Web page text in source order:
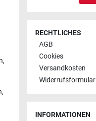
,
,
RECHTLICHES
AGB
Cookies
Versandkosten
Widerrufsformular
INFORMATIONEN